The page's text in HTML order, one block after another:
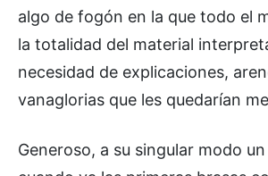
algo de fogón en la que todo el
la totalidad del material
necesidad de explicaciones,
vanaglorias que les quedarían
Generoso, a su singular modo